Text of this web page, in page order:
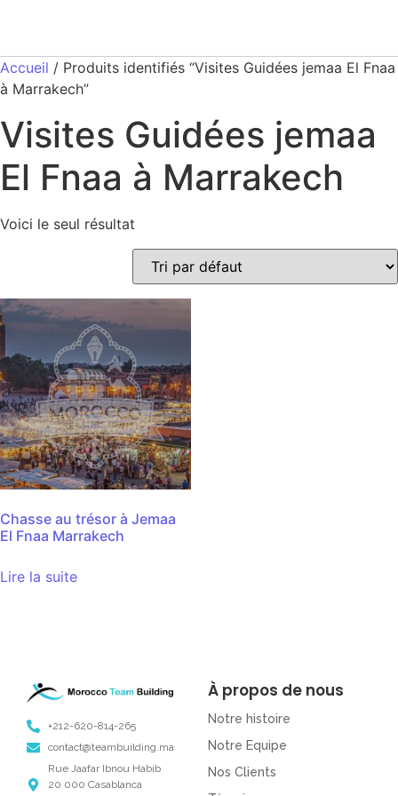
Accueil / Produits identifiés “Visites Guidées jemaa El Fnaa
à Marrakech”
Visites Guidées jemaa
El Fnaa à Marrakech
Voici le seul résultat
Chasse au trésor à Jemaa
El Fnaa Marrakech
Lire la suite
+212-620-814-265
contact@teambuilding.ma
Rue Jaafar Ibnou Habib
20 000 Casablanca
À propos de nous
Notre histoire
Notre Equipe
Nos Clients